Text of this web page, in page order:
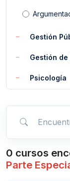
Gestión
Gestión de
Psicología
0 cursos
Parte